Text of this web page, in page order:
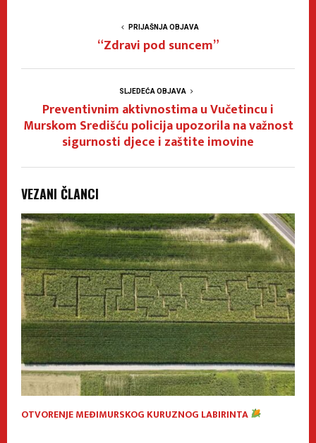
PRIJAŠNJA OBJAVA
“Zdravi pod suncem”
SLJEDEĆA OBJAVA
Preventivnim aktivnostima u Vučetincu i
Murskom Središću policija upozorila na važnost
sigurnosti djece i zaštite imovine
VEZANI ČLANCI
OTVORENJE MEĐIMURSKOG KURUZNOG LABIRINTA